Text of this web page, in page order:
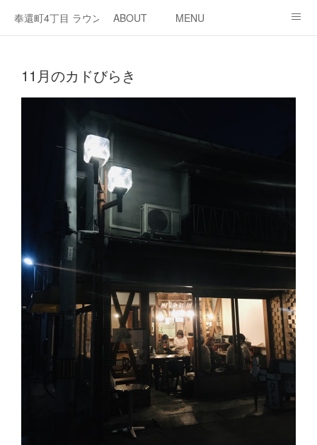
奉還町4丁目 ラウンジ・カド
ABOUT MENU
11月のカドびらき